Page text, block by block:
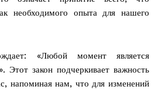
необходимого опыта для нашего
«Любой момент является
Этот закон подчеркивает важность
напоминая нам, что для изменений